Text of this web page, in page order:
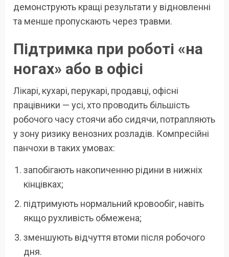
демонструють кращі результати у відновленні
та менше пропускають через травми.
Підтримка при роботі «на
ногах» або в офісі
Лікарі, кухарі, перукарі, продавці, офісні
працівники — усі, хто проводить більшість
робочого часу стоячи або сидячи, потрапляють
у зону ризику венозних розладів. Компресійні
панчохи в таких умовах:
запобігають накопиченню рідини в нижніх
кінцівках;
підтримують нормальний кровообіг, навіть
якщо рухливість обмежена;
зменшують відчуття втоми після робочого
дня.